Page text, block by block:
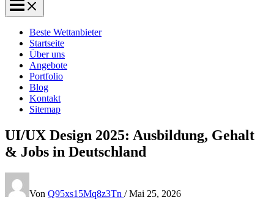
Beste Wettanbieter
Startseite
Über uns
Angebote
Portfolio
Blog
Kontakt
Sitemap
UI/UX Design 2025: Ausbildung, Gehalt
& Jobs in Deutschland
Von Q95xs15Mq8z3Tn /Mai 25, 2026